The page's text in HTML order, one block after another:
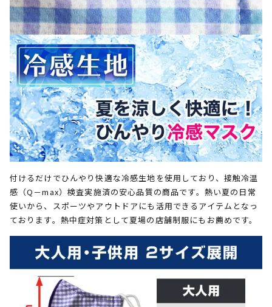
付けるだけでひんやり快適な冷感生地を使用しており、接触冷温
感（Q－max）検査実施済の安心品質の商品です。熱い夏の日常
使いから、スポーツやアウトドアにも活用できるアイテムとなっ
ております。熱中症対策として夏場の店舗制服にもお薦めです。